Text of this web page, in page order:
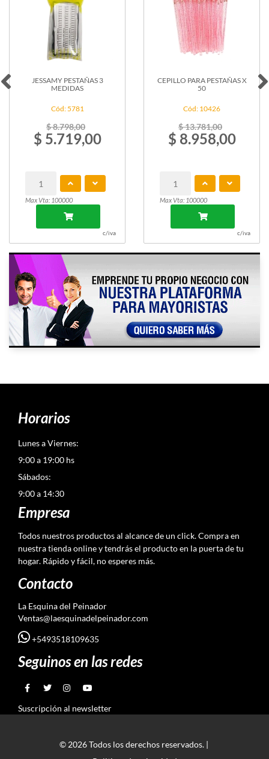
CEPILLO PARA PESTAÑAS X
Cód: 10426
$ 13.781,00
$ 8.958,00
Max Vta: 100000
$ 12.829,00
$ 8.339,00
Max Vta: 100000
Horarios
Lunes a Viernes:
9:00 a 19:00 hs
Sábados:
9:00 a 14:30
Empresa
Todos nuestros productos al alcance de un click. Compra en
nuestra tienda online y tendrás el producto en la puerta de tu
hogar. Rápido y fácil, no esperes más.
Contacto
La Esquina del Peinador
Ventas@laesquinadelpeinador.com
+5493518109635
Seguinos en las redes
Suscripción al newsletter
© 2026 Todos los derechos reservados. |